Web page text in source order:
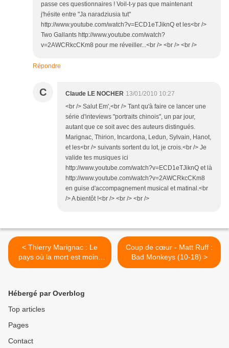
passe ces questionnaires ! Voil-t-y pas que maintenant
j'hésite entre "Ja naradziusia tut"
http://www.youtube.com/watch?v=ECD1eTJiknQ et les<br />
Two Gallants http://www.youtube.com/watch?
v=2AWCRkcCKm8 pour me réveiller...<br /> <br /> <br />
Répondre
C Claude LE NOCHER 13/01/2010 10:27
<br /> Salut Em',<br /> Tant qu'à faire ce lancer une
série d'inteviews "portraits chinois", un par jour,
autant que ce soit avec des auteurs distingués.
Marignac, Thirion, Incardona, Ledun, Sylvain, Hanot,
et les<br /> suivants sortent du lot, je crois.<br /> Je
valide tes musiques ici
http://www.youtube.com/watch?v=ECD1eTJiknQ et là
http://www.youtube.com/watch?v=2AWCRkcCKm8
en guise d'accompagnement musical et matinal.<br
/> A bientôt !<br /> <br /> <br />
< Thierry Marignac : Le
pays où la mort est moins
chère
Coup de cœur - Matt Ruff :
Bad Monkeys (10-18) >
Hébergé par Overblog
Top articles
Pages
Contact